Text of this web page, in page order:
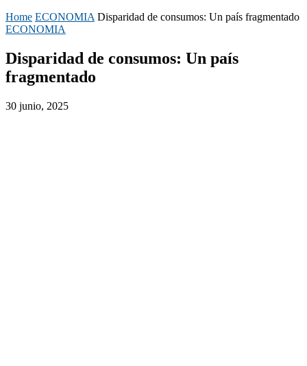
Home ECONOMIA Disparidad de consumos: Un país fragmentado
ECONOMIA
Disparidad de consumos: Un país
fragmentado
30 junio, 2025